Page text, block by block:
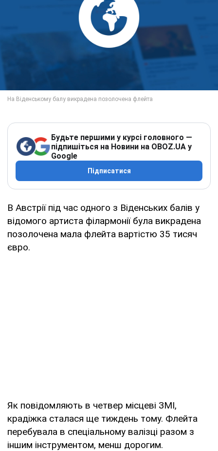
Будьте першими у курсі головного —
підпишіться на Новини на OBOZ.UA у
Google
Підписатися
В Австрії під час одного з Віденських балів у
відомого артиста філармонії була викрадена
позолочена мала флейта вартістю 35 тисяч
євро.
Як повідомляють в четвер місцеві ЗМІ,
крадіжка сталася ще тиждень тому. Флейта
перебувала в спеціальному валізці разом з
іншим інструментом, менш дорогим.